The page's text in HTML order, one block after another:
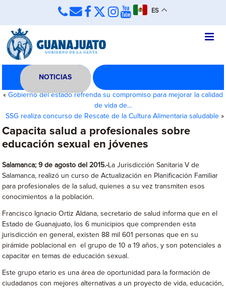
ES
NOTICIAS
« Gobierno del estado refrenda su compromiso para mejorar la calidad
de vida de…
SSG realiza concurso de Rescate de la Cultura Alimentaria saludable»
Capacita salud a profesionales sobre
educación sexual en jóvenes
Salamanca; 9 de agosto del 2015.-La Jurisdicción Sanitaria V de
Salamanca, realizó un curso de Actualización en Planificación Familiar
para profesionales de la salud, quienes a su vez transmiten esos
conocimientos a la población.
Francisco Ignacio Ortiz Aldana, secretario de salud informa que en el
Estado de Guanajuato, los 6 municipios que comprenden esta
jurisdicción en general, existen 88 mil 601 personas que en su
pirámide poblacional en el grupo de 10 a 19 años, y son potenciales a
capacitar en temas de educación sexual.
Este grupo etario es una área de oportunidad para la formación de
ciudadanos con mejores alternativas a un proyecto de vida, educación,